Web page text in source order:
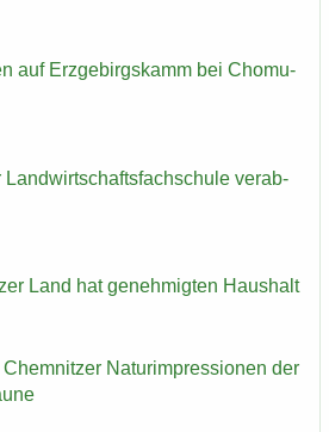
auf Erz­ge­birgs­kamm bei Chomu­
Land­wirt­schafts­fach­schu­le ver­ab­
Land hat ge­neh­mig­ten Haus­halt
Na­turim­pres­sio­nen der